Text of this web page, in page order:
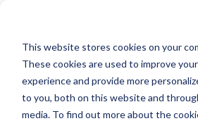
This website stores cookies on your
These cookies are used to improve
experience and provide more
to you, both on this website and
media. To find out more about the